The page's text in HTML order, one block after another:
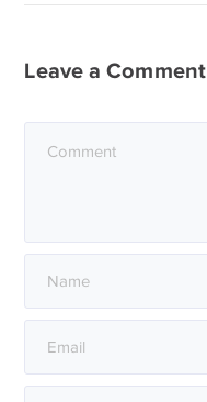
Leave a Comment